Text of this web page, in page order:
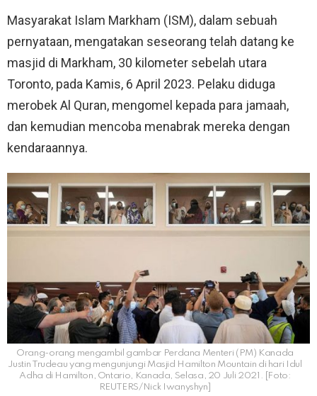
Masyarakat Islam Markham (ISM), dalam sebuah
pernyataan, mengatakan seseorang telah datang ke
masjid di Markham, 30 kilometer sebelah utara
Toronto, pada Kamis, 6 April 2023. Pelaku diduga
merobek Al Quran, mengomel kepada para jamaah,
dan kemudian mencoba menabrak mereka dengan
kendaraannya.
Orang-orang mengambil gambar Perdana Menteri (PM) Kanada
Justin Trudeau yang mengunjungi Masjid Hamilton Mountain di hari Idul
Adha di Hamilton, Ontario, Kanada, Selasa, 20 Juli 2021. [Foto:
REUTERS/Nick Iwanyshyn]